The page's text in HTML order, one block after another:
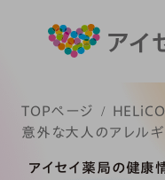
TOPページ HELiCO
意外な大人のアレルギ
アイセイ薬局の健康